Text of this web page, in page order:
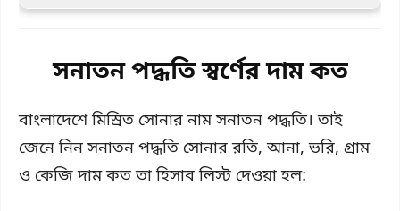
সনাতন পদ্ধতি স্বর্ণের দাম কত
বাংলাদেশে মিস্রিত সোনার নাম সনাতন পদ্ধতি। তাই
জেনে নিন সনাতন পদ্ধতি সোনার রতি, আনা, ভরি, গ্রাম
ও কেজি দাম কত তা হিসাব লিস্ট দেওয়া হল: